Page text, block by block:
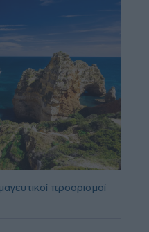
προορισμοί